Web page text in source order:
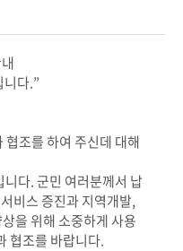
다.”
협조를 하여 주신데 대해
다. 군민 여러분께서 납
비스 증진과 지역개발,
을 위해 소중하게 사용
협조를 바랍니다.